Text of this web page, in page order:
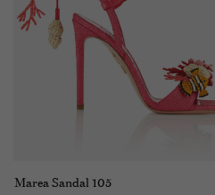
Marea Sandal 105